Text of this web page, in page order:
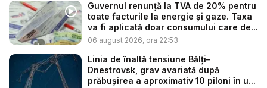
Guvernul renunță la TVA de 20% pentru
toate facturile la energie și gaze. Taxa
va fi aplicată doar consumului care de...
06 august 2026, ora 22:53
Linia de înaltă tensiune Bălți–
Dnestrovsk, grav avariată după
prăbușirea a aproximativ 10 piloni în u...